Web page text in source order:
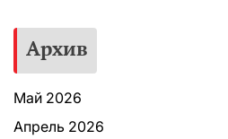
Архив
Май 2026
Апрель 2026